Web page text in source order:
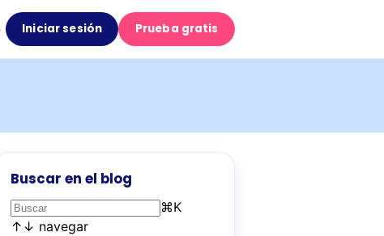
Iniciar sesión Prueba gratis
Buscar en el blog
⌘K
↑ ↓ navegar